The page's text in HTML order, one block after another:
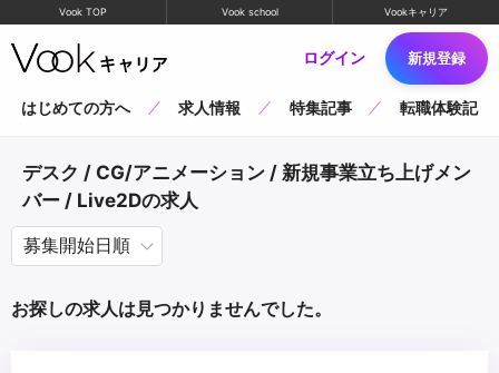
Vook TOP Vook school Vookキャリア
ログイン 新規登録
はじめての方へ 求人情報 特集記事 転職体験記
デスク / CG/アニメーション / 新規事業立ち上げメン
バー / Live2Dの求人
お探しの求人は見つかりませんでした。